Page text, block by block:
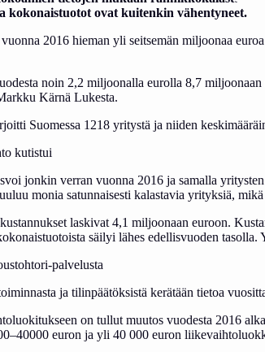
kokonaistuotot ovat kuitenkin vähentyneet.
2016 hieman yli seitsemän miljoonaa
noin 2,2 miljoonalla eurolla 8,7
Kärnä Lukesta.
Suomessa 1218 yritystä ja niiden
kutistui
jonkin verran vuonna 2016 ja samalla
monia satunnaisesti kalastavia yrityksiä,
laskivat 4,1 miljoonaan euroon.
säilyi lähes edellisvuoden
palvelusta
ja tilinpäätöksistä kerätään tietoa
on tullut muutos vuodesta 2016
euron ja yli 40 000 euron